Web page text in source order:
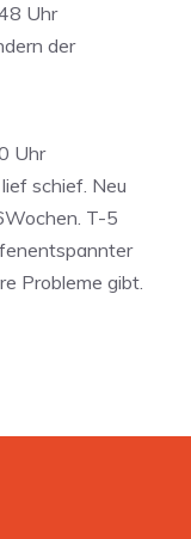
Uhr
der
Uhr
schief. Neu
T-5
Probleme gibt.